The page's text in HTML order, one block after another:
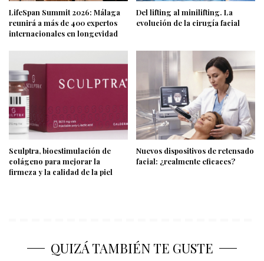
LifeSpan Summit 2026: Málaga
reunirá a más de 400 expertos
internacionales en longevidad
Del lifting al minilifting. La
evolución de la cirugía facial
Sculptra, bioestimulación de
colágeno para mejorar la
firmeza y la calidad de la piel
Nuevos dispositivos de retensado
facial: ¿realmente eficaces?
QUIZÁ TAMBIÉN TE GUSTE